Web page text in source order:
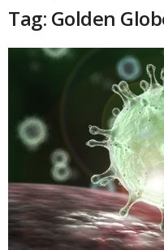
Tag: Golden